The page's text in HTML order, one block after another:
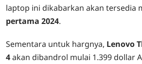
laptop ini dikabarkan akan tersedia
pertama 2024.
Sementara untuk hargnya, Lenovo
4akan dibandrol mulai 1.399 dollar